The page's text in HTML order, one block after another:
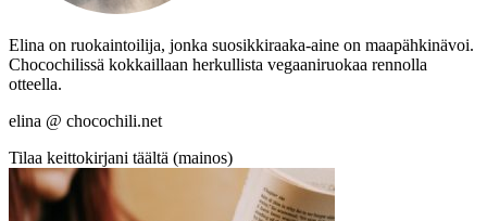
Elina on ruokaintoilija, jonka suosikkiraaka-aine on maapähkinävoi.
Chocochilissä kokkaillaan herkullista vegaaniruokaa rennolla
otteella.
elina @ chocochili.net
Tilaa keittokirjani täältä (mainos)